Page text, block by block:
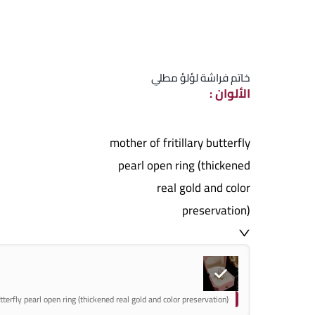
خاتم فراشة لؤلؤ مطلي
الألوان:
mother of fritillary butterfly
pearl open ring (thickened
real gold and color
preservation)
pearl open ring (thickened real gold and color preservation)